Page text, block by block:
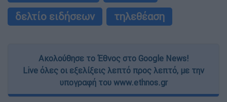
δελτίο ειδήσεων
τηλεθέαση
Ακολούθησε το Έθνος στο Google News!
Live όλες οι εξελίξεις λεπτό προς λεπτό, με την
υπογραφή του www.ethnos.gr